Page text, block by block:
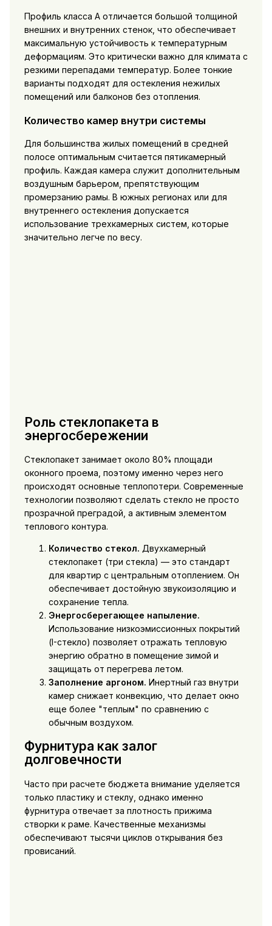
Профиль класса А отличается большой толщиной
внешних и внутренних стенок, что обеспечивает
максимальную устойчивость к температурным
деформациям. Это критически важно для климата с
резкими перепадами температур. Более тонкие
варианты подходят для остекления нежилых
помещений или балконов без отопления.
Количество камер внутри системы
Для большинства жилых помещений в средней
полосе оптимальным считается пятикамерный
профиль. Каждая камера служит дополнительным
воздушным барьером, препятствующим
промерзанию рамы. В южных регионах или для
внутреннего остекления допускается
использование трехкамерных систем, которые
значительно легче по весу.
Роль стеклопакета в
энергосбережении
Стеклопакет занимает около 80% площади
оконного проема, поэтому именно через него
происходят основные теплопотери. Современные
технологии позволяют сделать стекло не просто
прозрачной преградой, а активным элементом
теплового контура.
Количество стекол. Двухкамерный
стеклопакет (три стекла) — это стандарт
для квартир с центральным отоплением. Он
обеспечивает достойную звукоизоляцию и
сохранение тепла.
Энергосберегающее напыление.
Использование низкоэмиссионных покрытий
(I-стекло) позволяет отражать тепловую
энергию обратно в помещение зимой и
защищать от перегрева летом.
Заполнение аргоном. Инертный газ внутри
камер снижает конвекцию, что делает окно
еще более "теплым" по сравнению с
обычным воздухом.
Фурнитура как залог
долговечности
Часто при расчете бюджета внимание уделяется
только пластику и стеклу, однако именно
фурнитура отвечает за плотность прижима
створки к раме. Качественные механизмы
обеспечивают тысячи циклов открывания без
провисаний.